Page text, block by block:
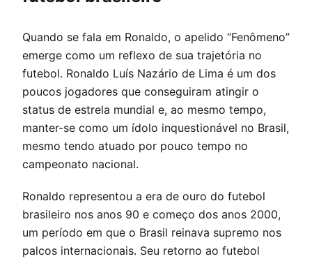
Quando se fala em Ronaldo, o apelido “Fenômeno”
emerge como um reflexo de sua trajetória no
futebol. Ronaldo Luís Nazário de Lima é um dos
poucos jogadores que conseguiram atingir o
status de estrela mundial e, ao mesmo tempo,
manter-se como um ídolo inquestionável no Brasil,
mesmo tendo atuado por pouco tempo no
campeonato nacional.
Ronaldo representou a era de ouro do futebol
brasileiro nos anos 90 e começo dos anos 2000,
um período em que o Brasil reinava supremo nos
palcos internacionais. Seu retorno ao futebol